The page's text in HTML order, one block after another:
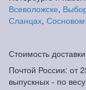
Всеволожске,
Сланцах,
Стоимость
Почтой России: от
выпускных - по